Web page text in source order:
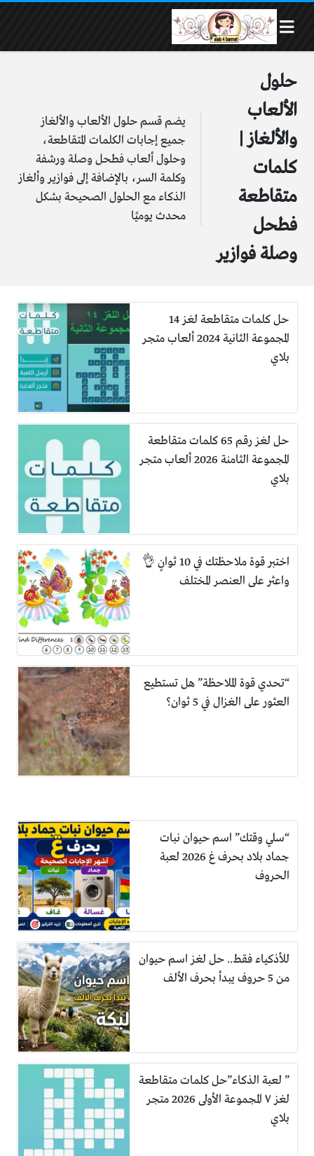
حلول
الألعاب
والألغاز |
كلمات
متقاطعة
فطحل
وصلة فوازير
يضم قسم حلول الألعاب والألغاز
جميع إجابات الكلمات المتقاطعة،
وحلول ألعاب فطحل وصلة ورشفة
وكلمة السر، بالإضافة إلى فوازير وألغاز
الذكاء مع الحلول الصحيحة بشكل
محدث يوميًا
حل كلمات متقاطعة لغز 14
المجموعة الثانية 2024 ألعاب متجر
بلاي
حل لغز رقم 65 كلمات متقاطعة
المجموعة الثامنة 2026 ألعاب متجر
بلاي
اختبر قوة ملاحظتك في 10 ثوانٍ 👌
واعثر على العنصر المختلف
“تحدي قوة الملاحظة” هل تستطيع
العثور على الغزال في 5 ثوان؟
“سلي وقتك” اسم حيوان نبات
جماد بلاد بحرف غ 2026 لعبة
الحروف
للأذكياء فقط.. حل لغز اسم حيوان
من 5 حروف يبدأ بحرف الألف
” لعبة الذكاء”حل كلمات متقاطعة
لغز ٧ المجموعة الأولى 2026 متجر
بلاي